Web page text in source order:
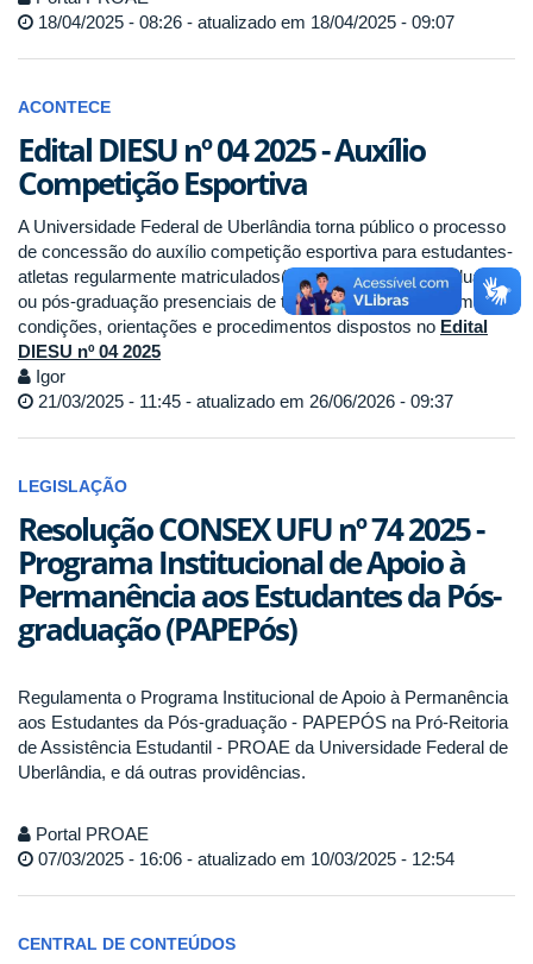
18/04/2025 - 08:26 - atualizado em 18/04/2025 - 09:07
ACONTECE
Edital DIESU nº 04 2025 - Auxílio
Competição Esportiva
A Universidade Federal de Uberlândia torna público o processo
de concessão do auxílio competição esportiva para estudantes-
atletas regularmente matriculados(as) em cursos de graduação
ou pós-graduação presenciais de todos os campi, conforme
condições, orientações e procedimentos dispostos no Edital
DIESU nº 04 2025
Igor
21/03/2025 - 11:45 - atualizado em 26/06/2026 - 09:37
LEGISLAÇÃO
Resolução CONSEX UFU nº 74 2025 -
Programa Institucional de Apoio à
Permanência aos Estudantes da Pós-
graduação (PAPEPós)
Regulamenta o Programa Institucional de Apoio à Permanência
aos Estudantes da Pós-graduação - PAPEPÓS na Pró-Reitoria
de Assistência Estudantil - PROAE da Universidade Federal de
Uberlândia, e dá outras providências.
Portal PROAE
07/03/2025 - 16:06 - atualizado em 10/03/2025 - 12:54
CENTRAL DE CONTEÚDOS